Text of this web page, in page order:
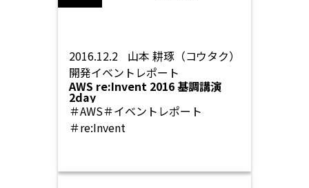
2016.12.2
山本 耕琢（コウタク）
開発イベントレポート
AWS re:Invent 2016 基調講演
2day
＃AWS＃イベントレポート
＃re:Invent